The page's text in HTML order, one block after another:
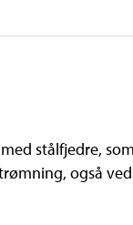
stålfjedre,
også